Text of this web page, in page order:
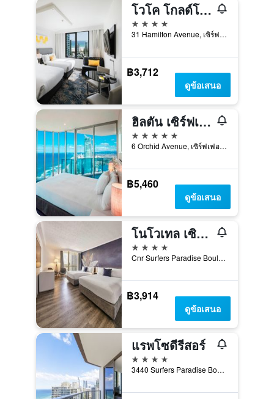
โวโค โกลด์โคสต์
4 ดาว
31 Hamilton Avenue, เซิร์ฟเฟอร์ส พาราไดซ์, QLD, ออสเตรเลีย
฿3,712
ดูข้อเสนอ
ฮิลตัน เซิร์ฟเฟอร์ส พาราไดซ์ โฮเทลแอนด์เรสซิเดนซ์
5 ดาว
6 Orchid Avenue, เซิร์ฟเฟอร์ส พาราไดซ์, QLD, ออสเตรเลีย
฿5,460
ดูข้อเสนอ
โนโวเทล เซิร์ฟเฟอร์สพาราไดส์
4 ดาว
Cnr Surfers Paradise Boulevard And Hanlan Street, เซิร์ฟเฟอร์ส พาราไดซ์, QLD, ออสเตรเลีย
฿3,914
ดูข้อเสนอ
แรพโซดีรีสอร์
4 ดาว
3440 Surfers Paradise Boulevard, เซิร์ฟเฟอร์ส พาราไดซ์, QLD, ออสเตรเลีย